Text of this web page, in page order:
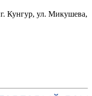
г. Кунгур, ул. Микушева,